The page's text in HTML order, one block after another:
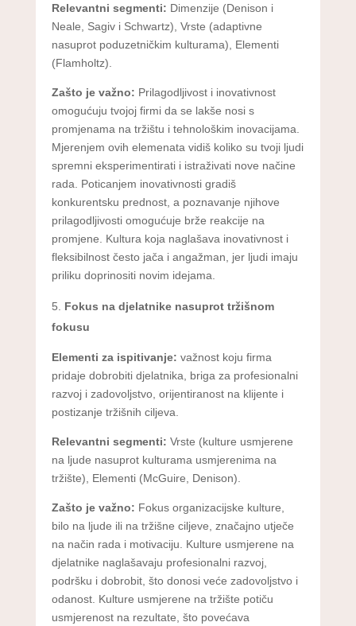
Relevantni segmenti: Dimenzije (Denison i
Neale, Sagiv i Schwartz), Vrste (adaptivne
nasuprot poduzetničkim kulturama), Elementi
(Flamholtz).
Zašto je važno: Prilagodljivost i inovativnost
omogućuju tvojoj firmi da se lakše nosi s
promjenama na tržištu i tehnološkim inovacijama.
Mjerenjem ovih elemenata vidiš koliko su tvoji ljudi
spremni eksperimentirati i istraživati nove načine
rada. Poticanjem inovativnosti gradiš
konkurentsku prednost, a poznavanje njihove
prilagodljivosti omogućuje brže reakcije na
promjene. Kultura koja naglašava inovativnost i
fleksibilnost često jača i angažman, jer ljudi imaju
priliku doprinositi novim idejama.
Fokus na djelatnike nasuprot tržišnom
fokusu
Elementi za ispitivanje: važnost koju firma
pridaje dobrobiti djelatnika, briga za profesionalni
razvoj i zadovoljstvo, orijentiranost na klijente i
postizanje tržišnih ciljeva.
Relevantni segmenti: Vrste (kulture usmjerene
na ljude nasuprot kulturama usmjerenima na
tržište), Elementi (McGuire, Denison).
Zašto je važno: Fokus organizacijske kulture,
bilo na ljude ili na tržišne ciljeve, značajno utječe
na način rada i motivaciju. Kulture usmjerene na
djelatnike naglašavaju profesionalni razvoj,
podršku i dobrobit, što donosi veće zadovoljstvo i
odanost. Kulture usmjerene na tržište potiču
usmjerenost na rezultate, što povećava